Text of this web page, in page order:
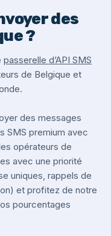
des
?
passerelle d’API SMS
de Belgique et
des messages
SMS premium avec
opérateurs de
avec une priorité
uniques, rappels de
et profitez de notre
pourcentages